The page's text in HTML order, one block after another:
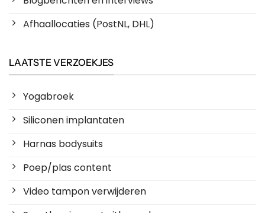
Afhaallocaties (PostNL, DHL)
LAATSTE VERZOEKJES
Yogabroek
Siliconen implantaten
Harnas bodysuits
Poep/plas content
Video tampon verwijderen